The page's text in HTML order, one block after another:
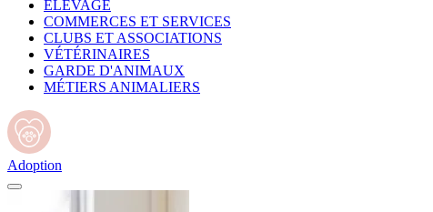
ELEVAGE
COMMERCES ET SERVICES
CLUBS ET ASSOCIATIONS
VÉTÉRINAIRES
GARDE D'ANIMAUX
MÉTIERS ANIMALIERS
Adoption